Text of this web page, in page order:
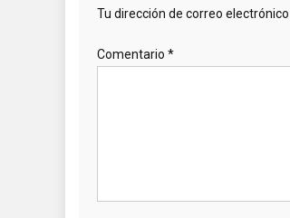
Tu dirección de correo
Comentario *